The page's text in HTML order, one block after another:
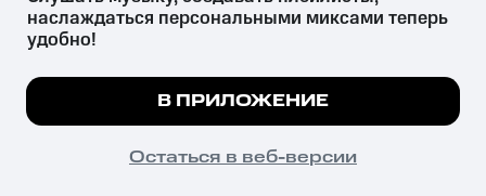
психотропных веществ, их аналогов причиняет вред здоровью,
их незаконный оборот запрещён и влечёт установленную
законодательством ответственность.
© 2026 ООО «КИОН».
Все права защищены
Мы используем куки, чтобы на сайте все
Подробнее
ПОНЯТНО
наслаждаться персональными миксами теперь
удобно!
В ПРИЛОЖЕНИЕ
Остаться в веб-версии